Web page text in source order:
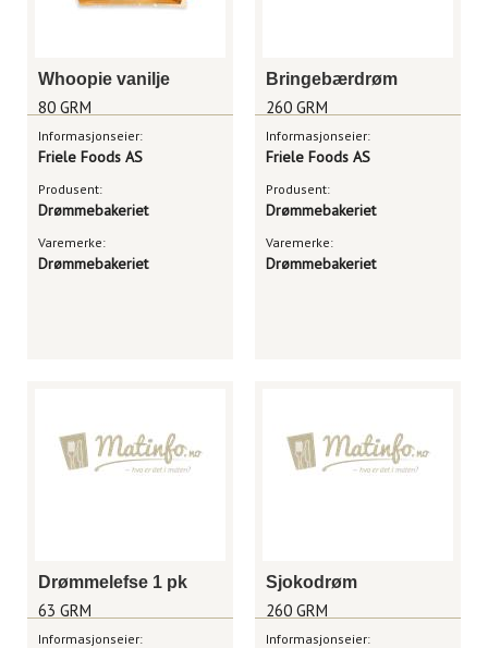
Whoopie vanilje
80 GRM
Informasjonseier:
Friele Foods AS
Produsent:
Drømmebakeriet
Varemerke:
Drømmebakeriet
Bringebærdrøm
260 GRM
Informasjonseier:
Friele Foods AS
Produsent:
Drømmebakeriet
Varemerke:
Drømmebakeriet
Drømmelefse 1 pk
63 GRM
Informasjonseier:
Sjokodrøm
260 GRM
Informasjonseier: